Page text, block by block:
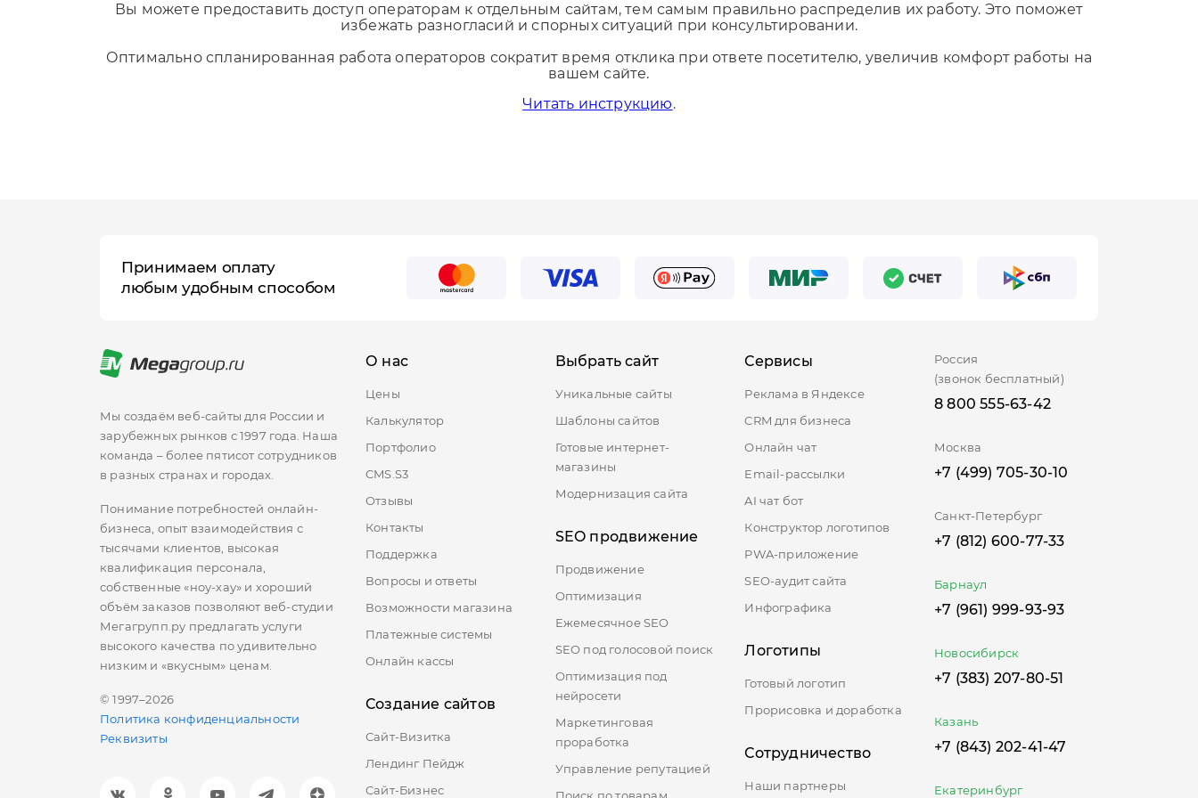
Юридический аудит
Поиск по товарам
Аналитика
Оптимизация рекламных
Консультация маркетолога
Стратегия развития бизнеса
Вы можете предоставить доступ операторам к отдельным сайтам, тем самым правильно распределив их работу. Это поможет
избежать разногласий и спорных ситуаций при консультировании.
Оптимально спланированная работа операторов сократит время отклика при ответе посетителю, увеличив комфорт работы на
вашем сайте.
Читать инструкцию.
Принимаем оплату
любым удобным способом
Мы создаём веб-сайты для России и
зарубежных рынков с 1997 года. Наша
команда – более пятисот сотрудников
в разных странах и городах.
Понимание потребностей онлайн-
бизнеса, опыт взаимодействия с
тысячами клиентов, высокая
квалификация персонала,
собственные «ноу-хау» и хороший
объём заказов позволяют веб-студии
Мегагрупп.ру предлагать услуги
высокого качества по удивительно
низким и «вкусным» ценам.
© 1997–2026
Политика конфиденциальности
Реквизиты
О нас
Цены
Калькулятор
Портфолио
CMS.S3
Отзывы
Контакты
Поддержка
Вопросы и ответы
Возможности магазина
Платежные системы
Онлайн кассы
Создание сайтов
Сайт-Визитка
Лендинг Пейдж
Сайт-Бизнес
Выбрать сайт
Уникальные сайты
Шаблоны сайтов
Готовые интернет-
магазины
Модернизация сайта
SEO продвижение
Продвижение
Оптимизация
Ежемесячное SEO
SEO под голосовой поиск
Оптимизация под
нейросети
Маркетинговая
проработка
Управление репутацией
Поиск по товарам
Сервисы
Реклама в Яндексе
CRM для бизнеса
Онлайн чат
Email-рассылки
AI чат бот
Конструктор логотипов
PWA-приложение
SEO-аудит сайта
Инфографика
Логотипы
Готовый логотип
Прорисовка и доработка
Сотрудничество
Наши партнеры
Россия
(звонок бесплатный)
8 800 555-63-42
Москва
+7 (499) 705-30-10
Санкт-Петербург
+7 (812) 600-77-33
Барнаул
+7 (961) 999-93-93
Новосибирск
+7 (383) 207-80-51
Казань
+7 (843) 202-41-47
Екатеринбург
E-mail:
*Имя:
Оставляя заявку вы соглашаетесь с
политикой обработки персональных
данных
Кабинет пользователя
E-mail:
*
Вход Регистрация
Оставляя заявку вы соглашаетесь сполитикой обработки персональных